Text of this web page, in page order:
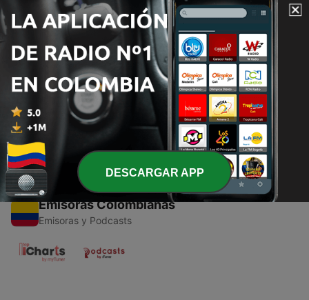
00:00
Episodios
1 - Beethoven
04 nov. 2020
Emisoras Colombianas
Emisoras y Podcasts
DESCARGAR APP